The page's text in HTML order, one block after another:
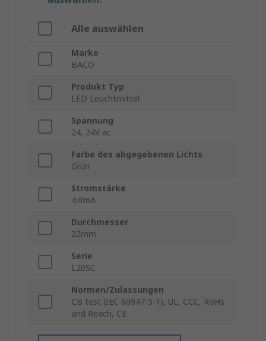
Alle auswählen
Marke
BACO
Produkt Typ
LED Leuchtmittel
Spannung
24, 24V ac
Farbe des abgegebenen Lichts
Grün
Stromstärke
4.6mA
Durchmesser
22mm
Serie
L20SC
Normen/Zulassungen
CB test (IEC 60947-5-1), UL, CCC, RoHs
and Reach, CE